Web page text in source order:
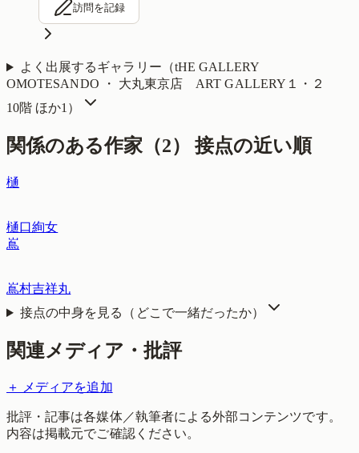
訪問を記録
よく出展するギャラリー（tHE GALLERY
OMOTESANDO ・ 大丸東京店 ART GALLERY１・２
10階 ほか1 ）
関係のある作家（2） 接点の近い順
樋
樋口絢女
嶌
嶌村吉祥丸
接点の中身を見る（どこで一緒だったか）
関連メディア・批評
＋ メディアを追加
批評・記事は各媒体／執筆者による外部コンテンツです。
内容は掲載元でご確認ください。